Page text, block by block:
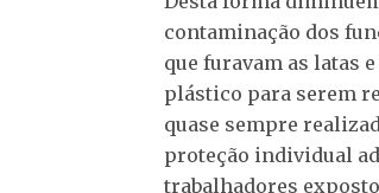
contaminação dos
que furavam as latas
plástico para serem
quase sempre
proteção individual
trabalhadores